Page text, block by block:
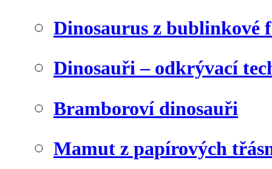
Dinosaurus z bublinkové
Dinosauři – odkrývací
Bramboroví dinosauři
Mamut z papírových